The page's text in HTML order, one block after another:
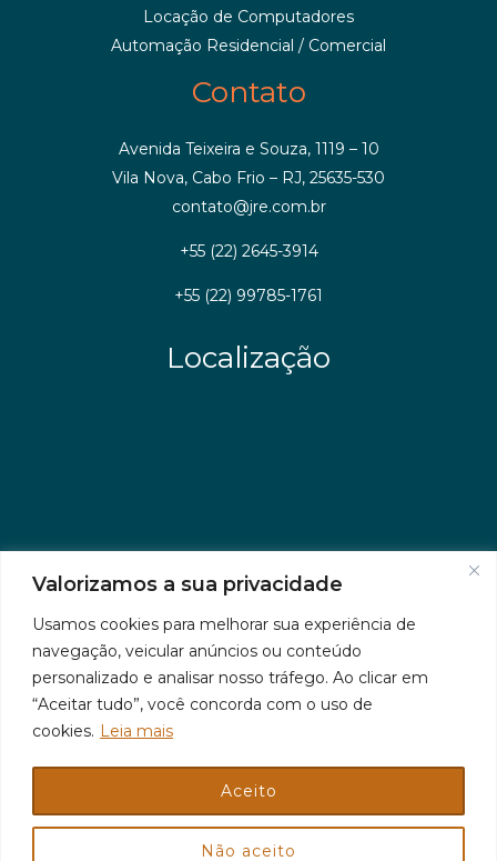
Valorizamos a sua privacidade
Usamos cookies para melhorar sua experiência de
navegação, veicular anúncios ou conteúdo
personalizado e analisar nosso tráfego. Ao clicar em
“Aceitar tudo”, você concorda com o uso de
cookies. Leia mais
Não aceito
Aceito
Locação de Computadores
Automação Residencial / Comercial
Contato
Avenida Teixeira e Souza, 1119 – 10
Vila Nova, Cabo Frio – RJ, 25635-530
contato@jre.com.br
+55 (22) 2645-3914
+55 (22) 99785-1761
Localização
© 2026 Jr Plus Automação Comercial e Residencial